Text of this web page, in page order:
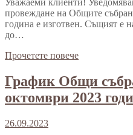
провеждане на Общите
година е изготвен. Същият е
до…
Прочетете повече
График Общи
октомври 2023
26.09.2023